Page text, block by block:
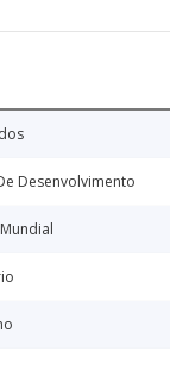
Desenvolvimento